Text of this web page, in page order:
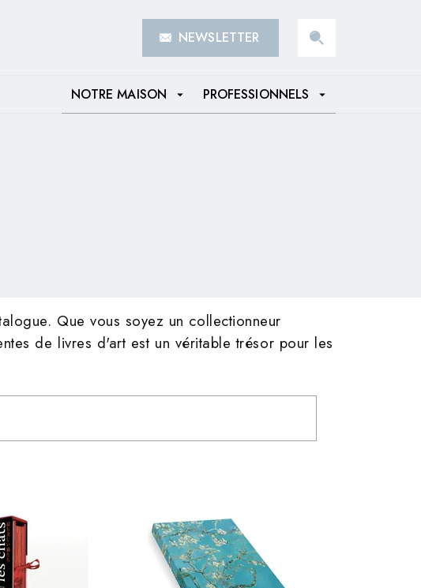
NEWSLETTER
NOTRE MAISON arrow_drop_down PROFESSIONNELS arrow_drop_down
Que vous soyez un collectionneur
de livres d'art est un véritable trésor pour les